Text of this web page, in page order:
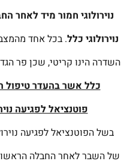
נוירולוגי חמור מיד לאחר
נוירולוגי כלל. בכל אחד
השדרה הינו קריטי, שכן פר
כלל אשר בהעדר טיפול
פוטנציאל לפגיעה
בשל הפוטנציאל לפגיעה
של השבר לאחר החבלה